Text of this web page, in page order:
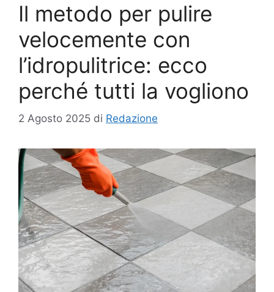
Il metodo per pulire
velocemente con
l’idropulitrice: ecco
perché tutti la vogliono
2 Agosto 2025 di Redazione